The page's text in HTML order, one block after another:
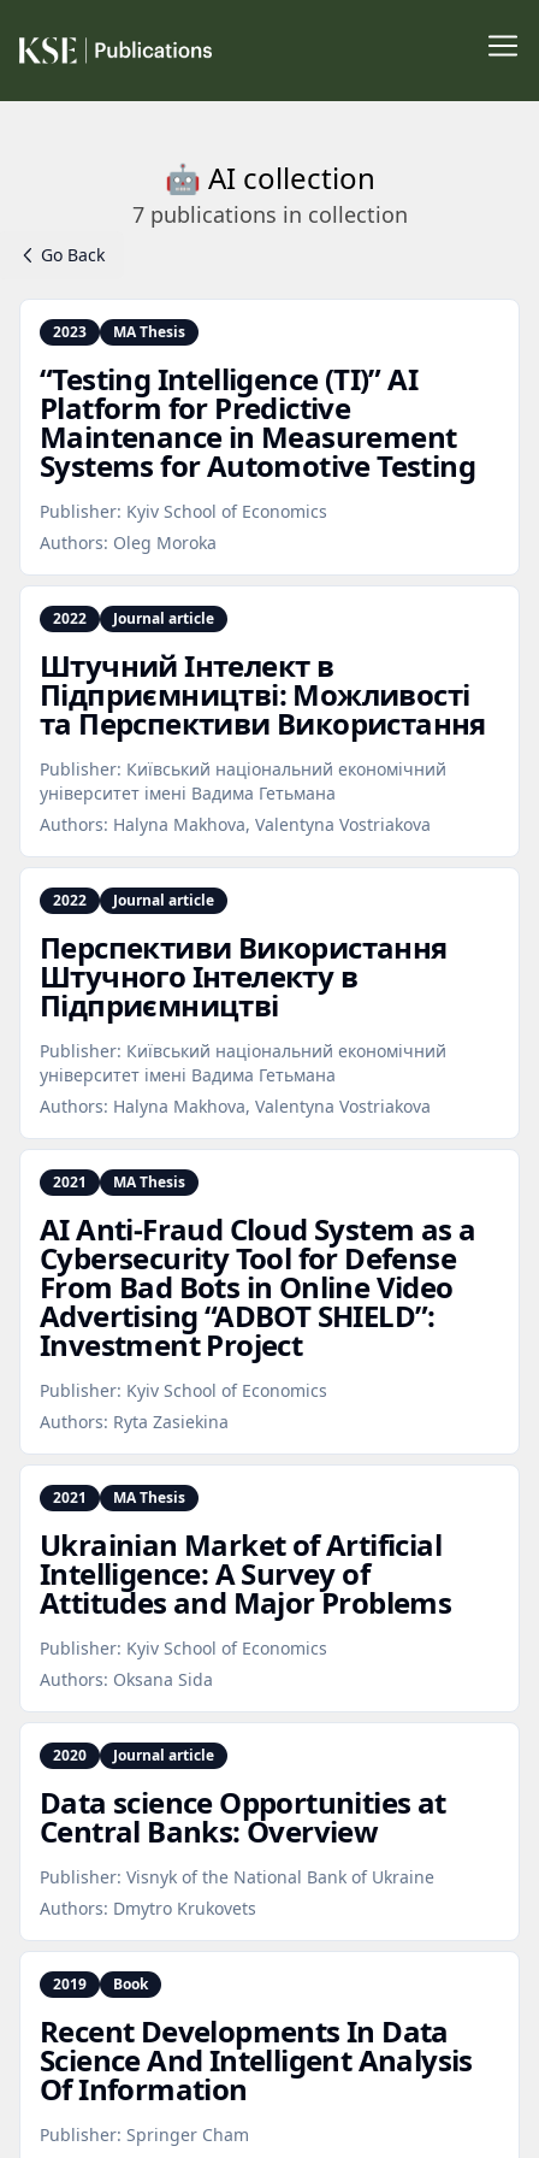
🤖 AI collection
7 publications in collection
Go Back
2023 MA Thesis
“Testing Intelligence (TI)” AI
Platform for Predictive
Maintenance in Measurement
Systems for Automotive Testing
Publisher: Kyiv School of Economics
Authors: Oleg Moroka
2022 Journal article
Штучний Інтелект в
Підприємництві: Можливості
та Перспективи Використання
Publisher: Київський національний економічний
університет імені Вадима Гетьмана
Authors: Halyna Makhova, Valentyna Vostriakova
2022 Journal article
Перспективи Використання
Штучного Інтелекту в
Підприємництві
Publisher: Київський національний економічний
університет імені Вадима Гетьмана
Authors: Halyna Makhova, Valentyna Vostriakova
2021 MA Thesis
AI Anti‑Fraud Cloud System as a
Cybersecurity Tool for Defense
From Bad Bots in Online Video
Advertising “ADBOT SHIELD”:
Investment Project
Publisher: Kyiv School of Economics
Authors: Ryta Zasiekina
2021 MA Thesis
Ukrainian Market of Artificial
Intelligence: A Survey of
Attitudes and Major Problems
Publisher: Kyiv School of Economics
Authors: Oksana Sida
2020 Journal article
Data science Opportunities at
Central Banks: Overview
Publisher: Visnyk of the National Bank of Ukraine
Authors: Dmytro Krukovets
2019 Book
Recent Developments In Data
Science And Intelligent Analysis
Of Information
Publisher: Springer Cham